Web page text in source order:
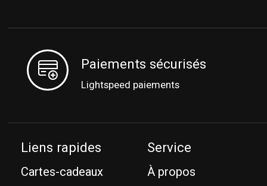
Paiements sécurisés
Lightspeed paiements
Liens rapides
Cartes-cadeaux
Service
À propos